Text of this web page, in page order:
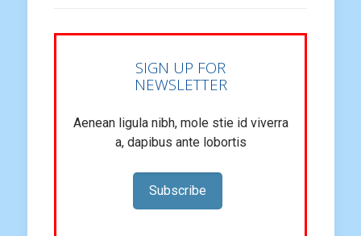
SIGN UP FOR
NEWSLETTER
Aenean ligula nibh, mole stie id viverra
a, dapibus ante lobortis
Subscribe